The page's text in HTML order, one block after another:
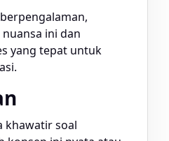
ini dan
yang tepat untuk
khawatir soal